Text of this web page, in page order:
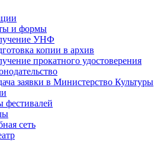
и формы
УНФ
копии в архив
прокатного удостоверения
заявки в Министерство Культуры
фестивалей
сеть